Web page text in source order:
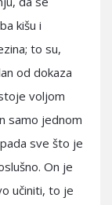
kišu i
to su,
od dokaza
voljom
samo jednom
sve što je
On je
učiniti, to je